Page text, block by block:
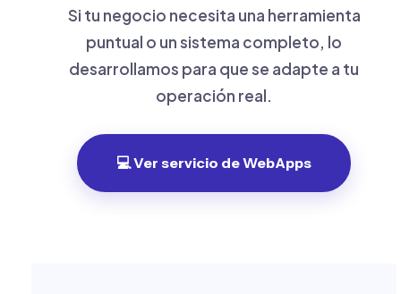
Si tu negocio necesita una herramienta
puntual o un sistema completo, lo
desarrollamos para que se adapte a tu
operación real.
💻 Ver servicio de WebApps